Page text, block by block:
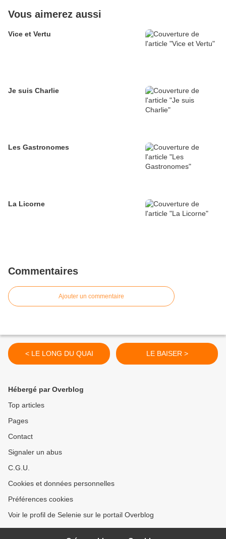
Vous aimerez aussi
Vice et Vertu
Je suis Charlie
Les Gastronomes
La Licorne
Commentaires
Ajouter un commentaire
< LE LONG DU QUAI LE BAISER >
Hébergé par Overblog
Top articles
Pages
Contact
Signaler un abus
C.G.U.
Cookies et données personnelles
Préférences cookies
Voir le profil de Selenie sur le portail Overblog